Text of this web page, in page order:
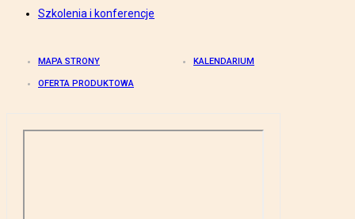
Szkolenia i konferencje
MAPA STRONY KALENDARIUM
OFERTA PRODUKTOWA